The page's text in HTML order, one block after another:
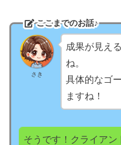
ここまでのお話♪
さき
成果が見え
ね。
具体的なゴ
ますね！
そうです！クライアン